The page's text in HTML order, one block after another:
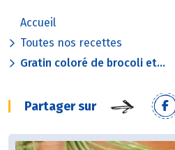
Accueil
Toutes nos recettes
Gratin coloré de brocoli et...
Partager sur